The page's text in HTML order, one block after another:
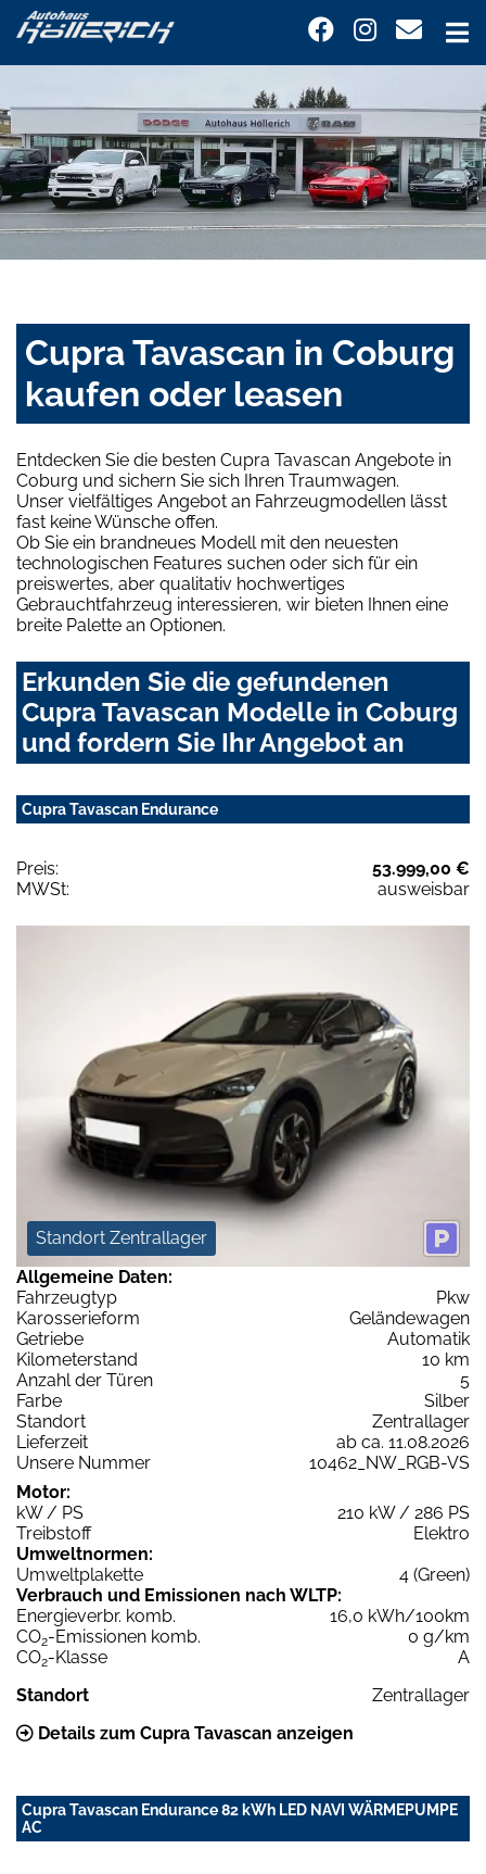
Cupra Tavascan in Coburg
kaufen oder leasen
Entdecken Sie die besten Cupra Tavascan Angebote in
Coburg und sichern Sie sich Ihren Traumwagen.
Unser vielfältiges Angebot an Fahrzeugmodellen lässt
fast keine Wünsche offen.
Ob Sie ein brandneues Modell mit den neuesten
technologischen Features suchen oder sich für ein
preiswertes, aber qualitativ hochwertiges
Gebrauchtfahrzeug interessieren, wir bieten Ihnen eine
breite Palette an Optionen.
Erkunden Sie die gefundenen
Cupra Tavascan Modelle in Coburg
und fordern Sie Ihr Angebot an
Cupra Tavascan Endurance
Preis:
53.999,00 €
MWSt:
ausweisbar
Standort Zentrallager
Allgemeine Daten:
Fahrzeugtyp
Pkw
Karosserieform
Geländewagen
Getriebe
Automatik
Kilometerstand
10 km
Anzahl der Türen
5
Farbe
Silber
Standort
Zentrallager
Lieferzeit
ab ca. 11.08.2026
Unsere Nummer
10462_NW_RGB-VS
Motor:
kW / PS
210 kW / 286 PS
Treibstoff
Elektro
Umweltnormen:
Umweltplakette
4 (Green)
Verbrauch und Emissionen nach WLTP:
Energieverbr. komb.
16,0 kWh/100km
CO2-Emissionen komb.
0 g/km
CO2-Klasse
A
Standort
Zentrallager
Details zum Cupra Tavascan anzeigen
Cupra Tavascan Endurance 82 kWh LED NAVI WÄRMEPUMPE
AC